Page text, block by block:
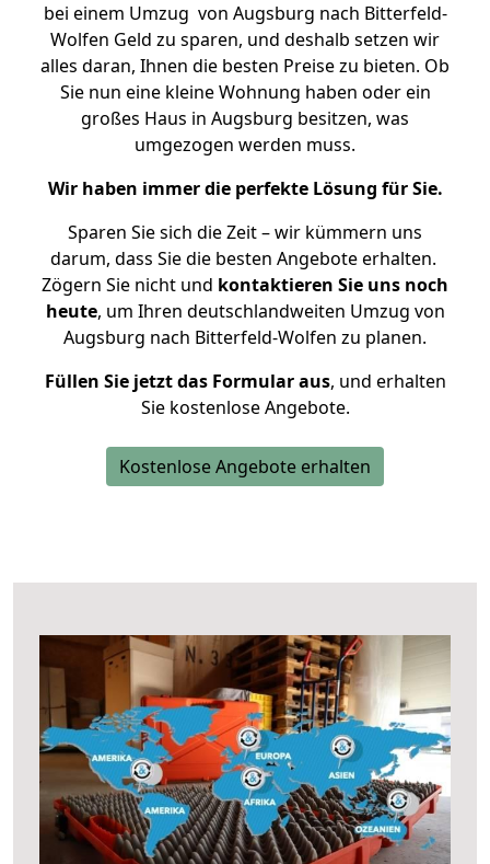
bei einem Umzug von Augsburg nach Bitterfeld-
Wolfen Geld zu sparen, und deshalb setzen wir
alles daran, Ihnen die besten Preise zu bieten. Ob
Sie nun eine kleine Wohnung haben oder ein
großes Haus in Augsburg besitzen, was
umgezogen werden muss.
Wir haben immer die perfekte Lösung für Sie.
Sparen Sie sich die Zeit – wir kümmern uns
darum, dass Sie die besten Angebote erhalten.
Zögern Sie nicht und kontaktieren Sie uns noch
heute, um Ihren deutschlandweiten Umzug von
Augsburg nach Bitterfeld-Wolfen zu planen.
Füllen Sie jetzt das Formular aus, und erhalten
Sie kostenlose Angebote.
Kostenlose Angebote erhalten